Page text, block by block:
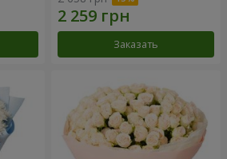
Заказать